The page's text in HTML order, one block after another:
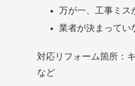
万が一、工事ミス
業者が決まってい
対応リフォーム箇所：
など